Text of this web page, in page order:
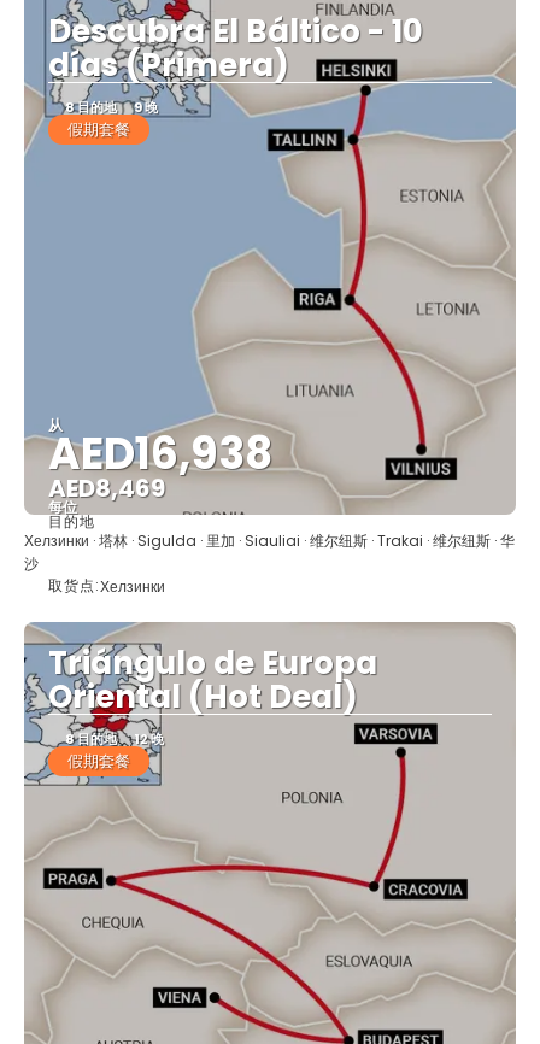
Descubra El Báltico - 10
días (Primera)
8 目的地 9 晚
假期套餐
从
AED16,938
AED8,469
每位
看到
目的地
Хелзинки · 塔林 · Sigulda · 里加 · Siauliai · 维尔纽斯 · Trakai · 维尔纽斯 · 华
沙
取货点:Хелзинки
Triángulo de Europa
Oriental (Hot Deal)
8 目的地 12 晚
假期套餐